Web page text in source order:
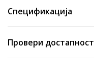
Спецификација
Провери